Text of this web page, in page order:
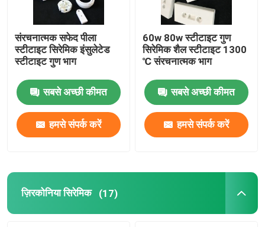
सिरेमिक बेकवेयर
क्रिएटिव सिरेमिक
संरचनात्मक सफेद पीला
स्टीटाइट सिरेमिक इंसुलेटेड
स्टीटाइट गुण भाग
सबसे अच्छी कीमत
हमसे संपर्क करें
60w 80w स्टीटाइट गुण
सिरेमिक शैल स्टीटाइट 1300
℃ संरचनात्मक भाग
सबसे अच्छी कीमत
हमसे संपर्क करें
ज़िरकोनिया सिरेमिक (17)